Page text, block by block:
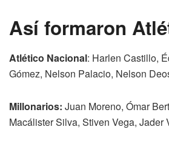
Así formaron
Atlético Nacional: Harlen Castillo,
Gómez, Nelson Palacio, Nelson
Millonarios: Juan Moreno, Ómar
Macálister Silva, Stiven Vega, Jader